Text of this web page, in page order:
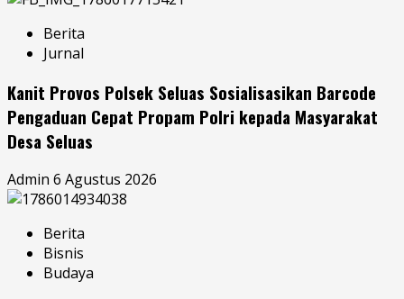
Berita
Jurnal
Kanit Provos Polsek Seluas Sosialisasikan Barcode
Pengaduan Cepat Propam Polri kepada Masyarakat
Desa Seluas
Admin 6 Agustus 2026
Berita
Bisnis
Budaya